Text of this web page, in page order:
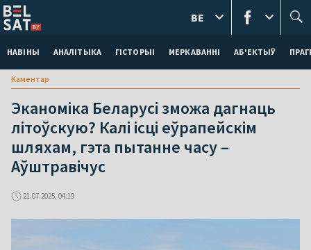
НАВІНЫ АНАЛІТЫКА ГІСТОРЫІ МЕРКАВАННI АБ'ЕКТЫЎ
BE
Каментар
Эканоміка Беларусі зможа дагнаць
літоўскую? Калі ісці еўрапейскім
шляхам, гэта пытанне часу –
Аўштравічус
21.07.2025, 04:19